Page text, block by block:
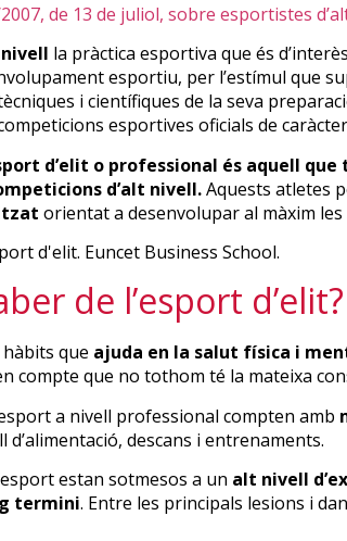
de 13 de juliol, sobre esportistes
la pràctica esportiva que és
esportiu, per l’estímul que
i científiques de la seva
esportives oficials de
d’elit o professional és aquell
d’alt nivell.Aquests atletes
orientat a desenvolupar al màxim
de l’esport d’elit?
que ajuda en la salut física i
compte que no tothom té la mateixa
a nivell professional compten amb
descans i entrenaments.
estan sotmesos a un alt nivell
termini. Entre les principals lesions i